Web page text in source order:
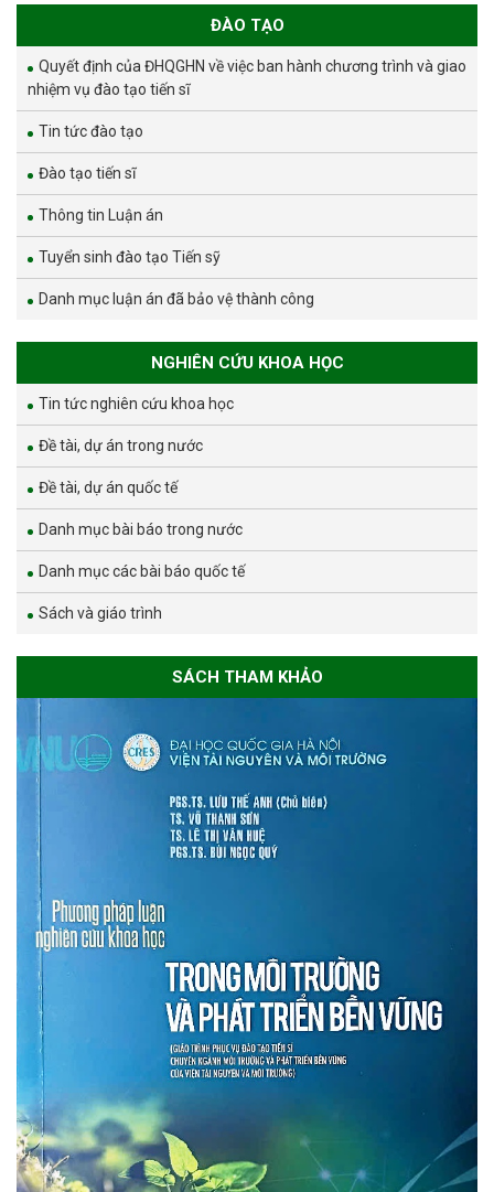
ĐÀO TẠO
Quyết định của ĐHQGHN về việc ban hành chương trình và giao
nhiệm vụ đào tạo tiến sĩ
Tin tức đào tạo
Đào tạo tiến sĩ
Thông tin Luận án
Tuyển sinh đào tạo Tiến sỹ
Danh mục luận án đã bảo vệ thành công
NGHIÊN CỨU KHOA HỌC
Tin tức nghiên cứu khoa học
Đề tài, dự án trong nước
Đề tài, dự án quốc tế
Danh mục bài báo trong nước
Danh mục các bài báo quốc tế
Sách và giáo trình
SÁCH THAM KHẢO